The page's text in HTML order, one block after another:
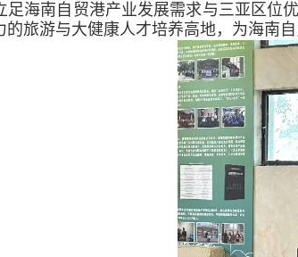
足海南自贸港产业发展需求与三亚区位
的旅游与大健康人才培养高地，为海南